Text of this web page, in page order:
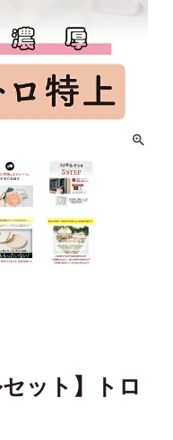
ット】トロ